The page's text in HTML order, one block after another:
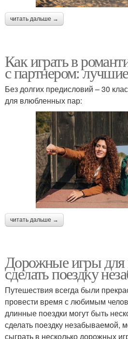
читать дальше →
Как играть в
с партнером:
Без долгих предисловий – 30
для влюбленных пар:
читать дальше →
Дорожные игры для
сделать поездку
Путешествия всегда были
провести время с любимым
длинные поездки могут быть
сделать поездку незабываемой,
сыграть в несколько дорожных